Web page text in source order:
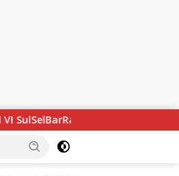
PANDE EMAS untuk